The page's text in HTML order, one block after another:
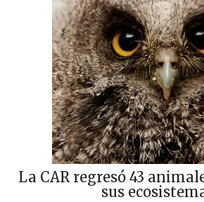
La CAR regresó 43
sus